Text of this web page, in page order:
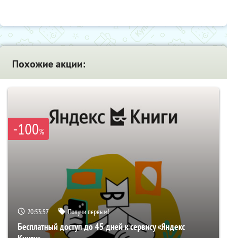
Похожие акции:
-100%
20:53:56 Получи первым!
Бесплатный доступ до 45 дней к сервису «Яндекс